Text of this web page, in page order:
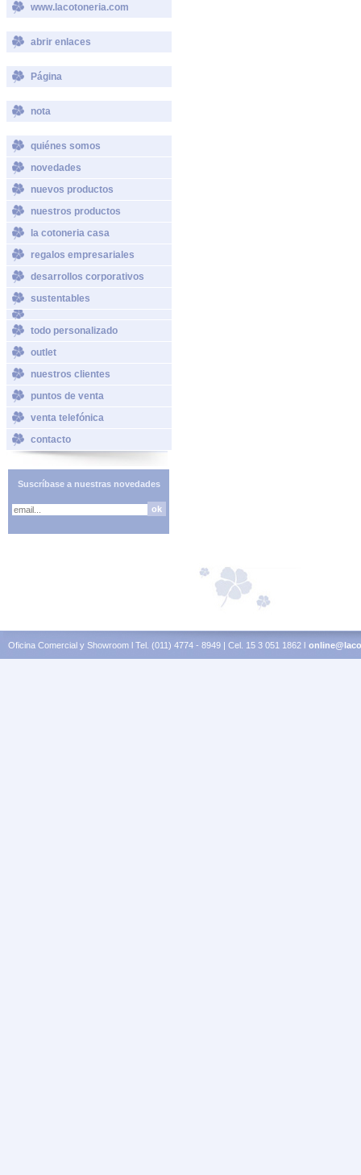
www.lacotoneria.com
abrir enlaces
Página
nota
quiénes somos
novedades
nuevos productos
nuestros productos
la cotoneria casa
regalos empresariales
desarrollos corporativos
sustentables
todo personalizado
outlet
nuestros clientes
puntos de venta
venta telefónica
contacto
Suscríbase a nuestras novedades
Oficina Comercial y Showroom l Tel. (011) 4774 - 8949 | Cel. 15 3 051 1862 l